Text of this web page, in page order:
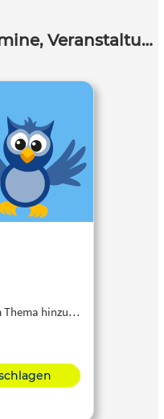
Bildungsangebote, Termine, Veranstaltungen
Thema hinzu…